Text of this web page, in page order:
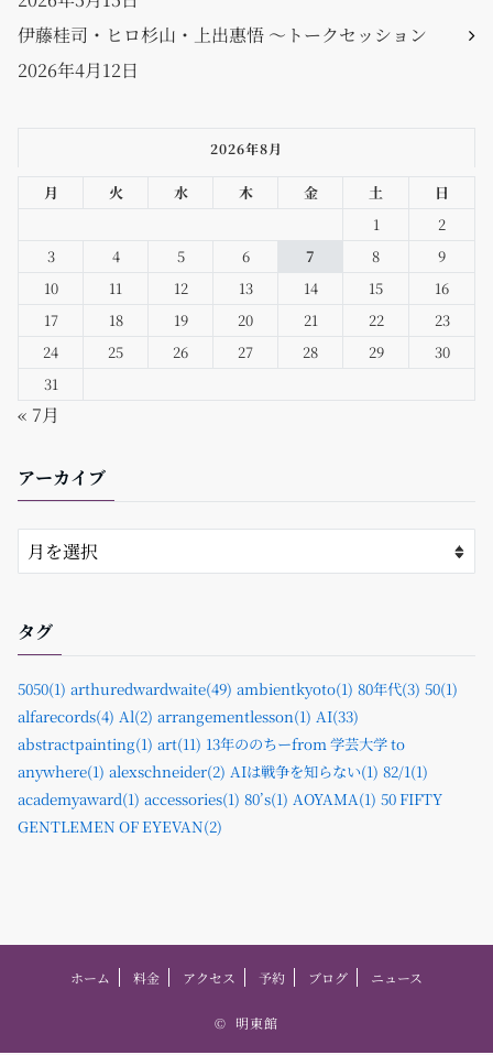
伊藤桂司・ヒロ杉山・上出惠悟 〜トークセッション
2026年4月12日
2026年8月
月 火 水 木 金 土
日
1
2
3
4 5 6 7 8
9
10
11 12 13 14 15
16
17
18 19 20 21 22
23
24
25 26 27 28 29
30
31
« 7月
アーカイブ
タグ
5050(1) arthuredwardwaite(49) ambientkyoto(1) 80年代(3) 50(1)
alfarecords(4) Al(2) arrangementlesson(1) AI(33)
abstractpainting(1) art(11) 13年ののちーfrom 学芸大学 to
anywhere(1) alexschneider(2) AIは戦争を知らない(1) 82/1(1)
academyaward(1) accessories(1) 80’s(1) AOYAMA(1) 50 FIFTY
GENTLEMEN OF EYEVAN(2)
ホーム 料金 アクセス 予約 ブログ ニュース
© 明東館